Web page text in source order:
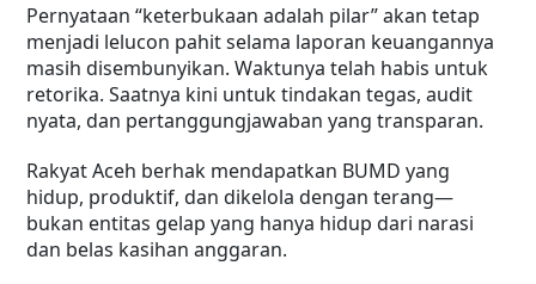
Pernyataan “keterbukaan adalah pilar” akan tetap
menjadi lelucon pahit selama laporan keuangannya
masih disembunyikan. Waktunya telah habis untuk
retorika. Saatnya kini untuk tindakan tegas, audit
nyata, dan pertanggungjawaban yang transparan.
Rakyat Aceh berhak mendapatkan BUMD yang
hidup, produktif, dan dikelola dengan terang—
bukan entitas gelap yang hanya hidup dari narasi
dan belas kasihan anggaran.